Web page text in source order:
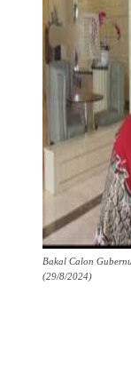
Bakal Calon
(29/8/2024)